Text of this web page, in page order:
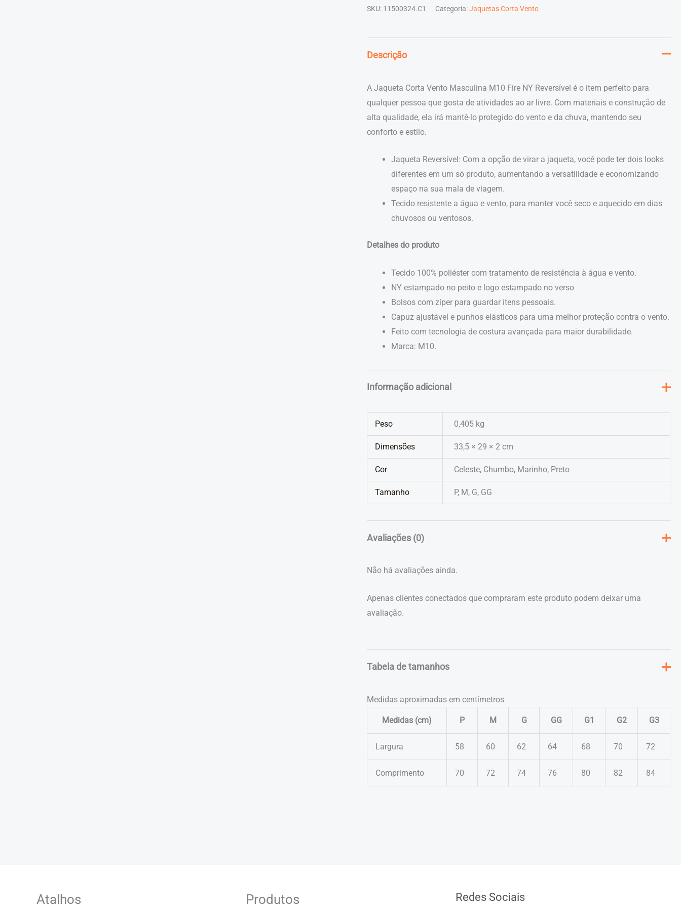
Vento
M10
Fire
SKU: 11500324.C1 Categoria:Jaquetas Corta Vento
Descrição
A Jaqueta Corta Vento Masculina M10 Fire NY Reversível é o item perfeito para
qualquer pessoa que gosta de atividades ao ar livre. Com materiais e construção de
alta qualidade, ela irá mantê-lo protegido do vento e da chuva, mantendo seu
conforto e estilo.
Jaqueta Reversível: Com a opção de virar a jaqueta, você pode ter dois looks
diferentes em um só produto, aumentando a versatilidade e economizando
espaço na sua mala de viagem.
Tecido resistente a água e vento, para manter você seco e aquecido em dias
chuvosos ou ventosos.
Detalhes do produto
Tecido 100% poliéster com tratamento de resistência à água e vento.
NY estampado no peito e logo estampado no verso
Bolsos com zíper para guardar itens pessoais.
Capuz ajustável e punhos elásticos para uma melhor proteção contra o vento.
Feito com tecnologia de costura avançada para maior durabilidade.
Marca: M10.
Informação adicional
Peso 0,405 kg
Dimensões 33,5 × 29 × 2 cm
Cor Celeste, Chumbo, Marinho, Preto
Tamanho P, M, G, GG
Avaliações (0)
Não há avaliações ainda.
Apenas clientes conectados que compraram este produto podem deixar uma
avaliação.
Tabela de tamanhos
Medidas aproximadas em centímetros
Medidas (cm) P M G GG G1 G2 G3
Largura 58 60 62 64 68 70 72
Comprimento 70 72 74 76 80 82 84
Atalhos Produtos Redes Sociais